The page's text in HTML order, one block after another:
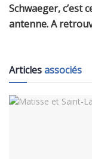
Schwaeger, c’est
antenne. A
Articlesassociés